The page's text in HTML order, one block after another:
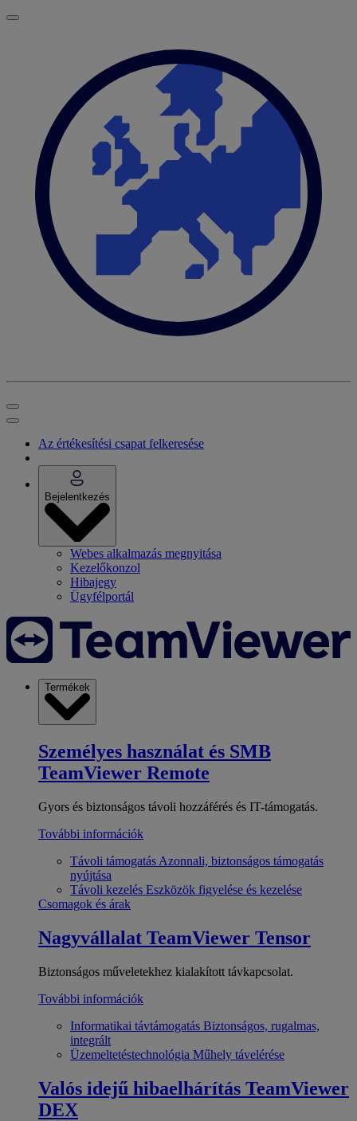
Az értékesítési csapat felkeresése
Bejelentkezés
Webes alkalmazás megnyitása
Kezelőkonzol
Hibajegy
Ügyfélportál
Termékek
Személyes használat és SMB
TeamViewer Remote
Gyors és biztonságos távoli hozzáférés és IT-támogatás.
További információk
Távoli támogatás Azonnali, biztonságos támogatás
nyújtása
Távoli kezelés Eszközök figyelése és kezelése
Csomagok és árak
Nagyvállalat TeamViewer Tensor
Biztonságos műveletekhez kialakított távkapcsolat.
További információk
Informatikai távtámogatás Biztonságos, rugalmas,
integrált
Üzemeltetéstechnológia Műhely távelérése
Valós idejű hibaelhárítás TeamViewer
DEX